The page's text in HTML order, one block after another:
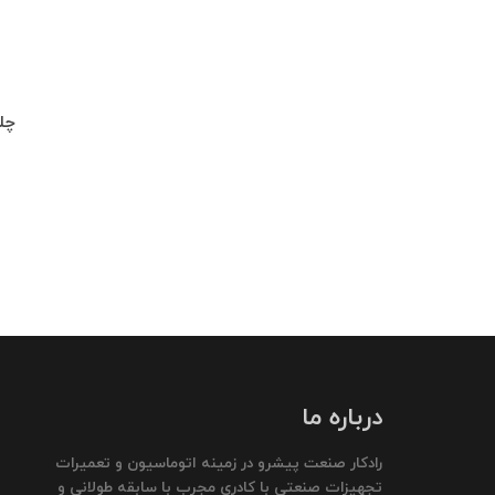
چلچراغ
درباره ما
رادکار صنعت پیشرو در زمینه اتوماسیون و تعمیرات
تجهیزات صنعتی با کادری مجرب با سابقه طولانی و